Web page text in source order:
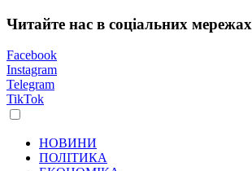
Читайте нас в соціальних мережах
Facebook
Instagram
Telegram
TikTok
НОВИНИ
ПОЛІТИКА